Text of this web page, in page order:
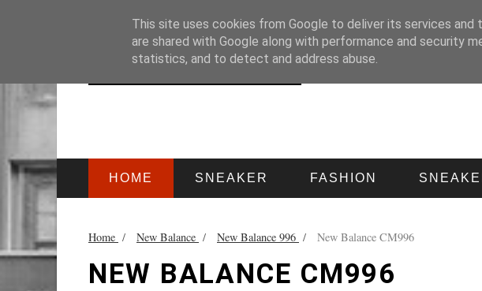
IMPRESSUM
HOME SNEAKER FASHION
Home / New Balance / New Balance 996 / New Balance CM996
NEW BALANCE CM996
This site uses cookies from Google to deliver its services and
are shared with Google along with performance and security
statistics, and to detect and address abuse.